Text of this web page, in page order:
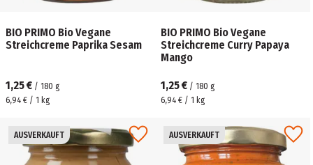
BIO PRIMO Bio Vegane
Streichcreme Paprika Sesam
1,25 € / 180 g
6,94 € / 1 kg
BIO PRIMO Bio Vegane
Streichcreme Curry Papaya
Mango
1,25 € / 180 g
6,94 € / 1 kg
AUSVERKAUFT AUSVERKAUFT